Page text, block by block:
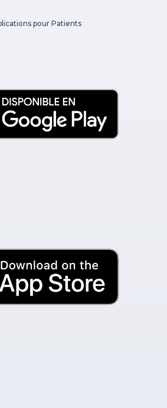
pour Patients